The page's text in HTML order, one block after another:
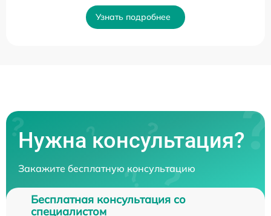
Узнать подробнее
Нужна консультация?
Закажите бесплатную консультацию
Бесплатная консультация со
специалистом